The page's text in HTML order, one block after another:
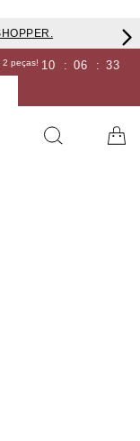
2 peças! 10 : 06 : 32